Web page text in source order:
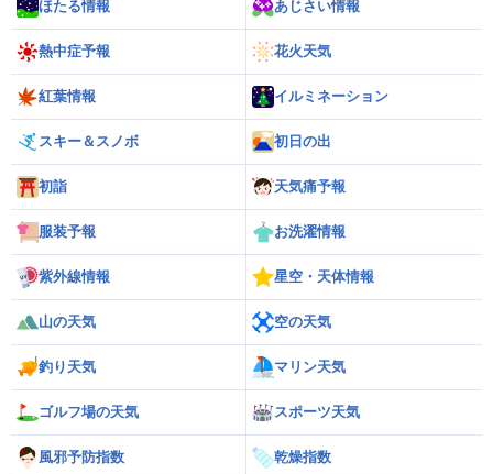
ほたる情報 あじさい情報
熱中症予報 花火天気
紅葉情報 イルミネーション
スキー＆スノボ 初日の出
初詣 天気痛予報
服装予報 お洗濯情報
紫外線情報 星空・天体情報
山の天気 空の天気
釣り天気 マリン天気
ゴルフ場の天気 スポーツ天気
風邪予防指数 乾燥指数